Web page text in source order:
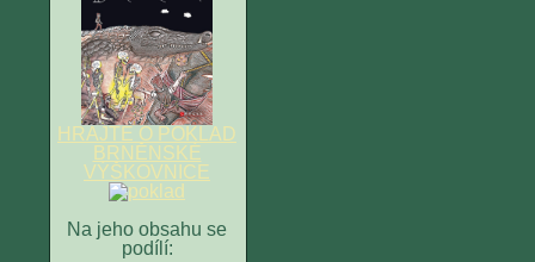
HRAJTE O POKLAD
BRNĚNSKÉ
VÝŠKOVNICE
Na jeho obsahu se
podílí: